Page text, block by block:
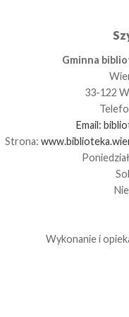
Gminna
33-122
Email:
Strona:
Wykonanie i